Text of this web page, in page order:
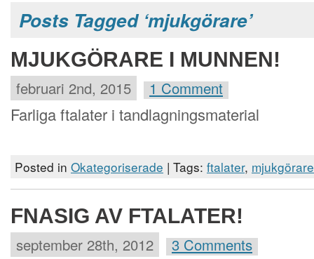
Posts Tagged ‘mjukgörare’
MJUKGÖRARE I MUNNEN!
februari 2nd, 2015 1 Comment
Farliga ftalater i tandlagningsmaterial
Posted in Okategoriserade | Tags: ftalater, mjukgörare
FNASIG AV FTALATER!
september 28th, 2012 3 Comments